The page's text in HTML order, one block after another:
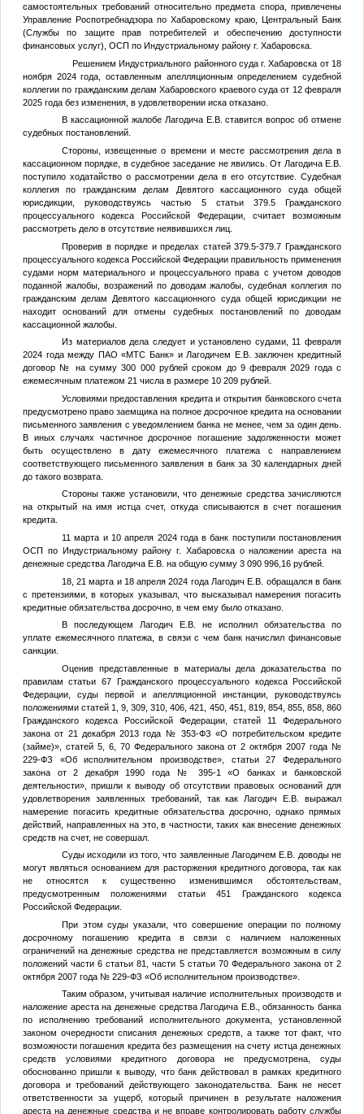
самостоятельных требований относительно предмета спора, привлечены
Управление Роспотребнадзора по Хабаровскому краю, Центральный Банк
(Службы по защите прав потребителей и обеспечению доступности
финансовых услуг), ОСП по Индустриальному району г. Хабаровска.
Решением Индустриального районного суда г. Хабаровска от 18
ноября 2024 года, оставленным апелляционным определением судебной
коллегии по гражданским делам Хабаровского краевого суда от 12 февраля
2025 года без изменения, в удовлетворении иска отказано.
В кассационной жалобе Лагодича Е.В. ставится вопрос об отмене
судебных постановлений.
Стороны, извещенные о времени и месте рассмотрения дела в
кассационном порядке, в судебное заседание не явились. От Лагодича Е.В.
поступило ходатайство о рассмотрении дела в его отсутствие. Судебная
коллегия по гражданским делам Девятого кассационного суда общей
юрисдикции, руководствуясь частью 5 статьи 379.5 Гражданского
процессуального кодекса Российской Федерации, считает возможным
рассмотреть дело в отсутствие неявившихся лиц.
Проверив в порядке и пределах статей 379.5-379.7 Гражданского
процессуального кодекса Российской Федерации правильность применения
судами норм материального и процессуального права с учетом доводов
поданной жалобы, возражений по доводам жалобы, судебная коллегия по
гражданским делам Девятого кассационного суда общей юрисдикции не
находит оснований для отмены судебных постановлений по доводам
кассационной жалобы.
Из материалов дела следует и установлено судами, 11 февраля
2024 года между ПАО «МТС Банк» и Лагодичем Е.В. заключен кредитный
договор №
на сумму 300 000 рублей сроком до 9 февраля 2029 года с
ежемесячным платежом 21 числа в размере 10 209 рублей.
Условиями предоставления кредита и открытия банковского счета
предусмотрено право заемщика на полное досрочное кредита на основании
письменного заявления с уведомлением банка не менее, чем за один день.
В иных случаях частичное досрочное погашение задолженности может
быть осуществлено в дату ежемесячного платежа с направлением
соответствующего письменного заявления в банк за 30 календарных дней
до такого возврата.
Стороны также установили, что денежные средства зачисляются
на открытый на имя истца счет, откуда списываются в счет погашения
кредита.
11 марта и 10 апреля 2024 года в банк поступили постановления
ОСП по Индустриальному району г. Хабаровска о наложении ареста на
денежные средства Лагодича Е.В. на общую сумму 3 090 996,16 рублей.
18, 21 марта и 18 апреля 2024 года Лагодич Е.В. обращался в банк
с претензиями, в которых указывал, что высказывал намерения погасить
кредитные обязательства досрочно, в чем ему было отказано.
В последующем Лагодич Е.В. не исполнил обязательства по
уплате ежемесячного платежа, в связи с чем банк начислил финансовые
санкции.
Оценив представленные в материалы дела доказательства по
правилам статьи 67 Гражданского процессуального кодекса Российской
Федерации, суды первой и апелляционной инстанции, руководствуясь
положениями статей 1, 9, 309, 310, 406, 421, 450, 451, 819, 854, 855, 858, 860
Гражданского кодекса Российской Федерации, статей 11 Федерального
закона от 21 декабря 2013 года № 353-ФЗ «О потребительском кредите
(займе)», статей 5, 6, 70 Федерального закона от 2 октября 2007 года №
229-ФЗ «Об исполнительном производстве», статьи 27 Федерального
закона от 2 декабря 1990 года № 395-1 «О банках и банковской
деятельности», пришли к выводу об отсутствии правовых оснований для
удовлетворения заявленных требований, так как Лагодич Е.В. выражал
намерение погасить кредитные обязательства досрочно, однако прямых
действий, направленных на это, в частности, таких как внесение денежных
средств на счет, не совершал.
Суды исходили из того, что заявленные Лагодичем Е.В. доводы не
могут являться основанием для расторжения кредитного договора, так как
не относятся к существенно изменившимся обстоятельствам,
предусмотренным положениями статьи 451 Гражданского кодекса
Российской Федерации.
При этом суды указали, что совершение операции по полному
досрочному погашению кредита в связи с наличием наложенных
ограничений на денежные средства не представляется возможным в силу
положений части 6 статьи 81, части 5 статьи 70 Федерального закона от 2
октября 2007 года № 229-ФЗ «Об исполнительном производстве».
Таким образом, учитывая наличие исполнительных производств и
наложение ареста на денежные средства Лагодича Е.В., обязанность банка
по исполнению требований исполнительного документа, установленной
законом очередности списания денежных средств, а также тот факт, что
возможности погашения кредита без размещения на счету истца денежных
средств условиями кредитного договора не предусмотрена, суды
обоснованно пришли к выводу, что банк действовал в рамках кредитного
договора и требований действующего законодательства. Банк не несет
ответственности за ущерб, который причинен в результате наложения
ареста на денежные средства и не вправе контролировать работу службы